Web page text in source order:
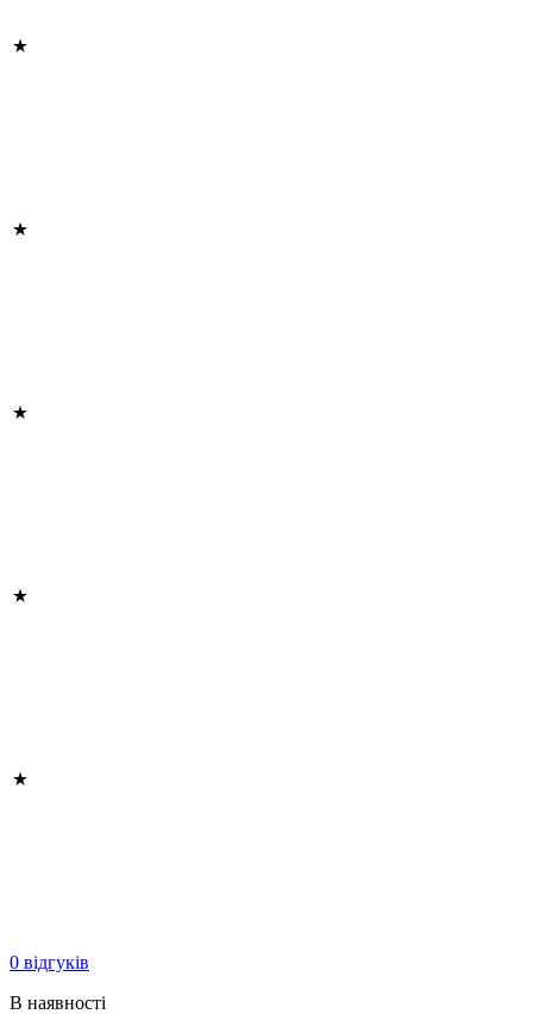
0 відгуків
В наявності